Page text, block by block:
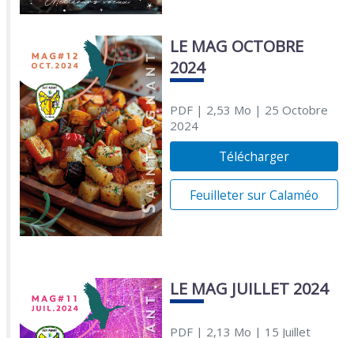
LE MAG OCTOBRE
2024
PDF| 2,53 Mo | 25 Octobre
2024
Télécharger
Feuilleter sur Calaméo
LE MAG JUILLET 2024
PDF| 2,13 Mo | 15 Juillet